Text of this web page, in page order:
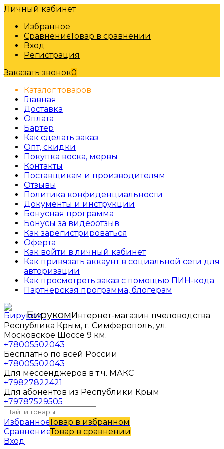
Личный кабинет
Избранное
СравнениеТовар в сравнении
Вход
Регистрация
Заказать звонок0
Каталог товаров
Главная
Доставка
Оплата
Бартер
Как сделать заказ
Опт, скидки
Покупка воска, мервы
Контакты
Поставщикам и производителям
Отзывы
Политика конфиденциальности
Документы и инструкции
Бонусная программа
Бонусы за видеоотзыв
Как зарегистрироваться
Оферта
Как войти в личный кабинет
Как привязать аккаунт в социальной сети для
авторизации
Как просмотреть заказ с помощью ПИН-кода
Партнерская программа, блогерам
БирукомИнтернет-магазин пчеловодства
Республика Крым, г. Симферополь, ул.
Московское Шоссе 9 км.
+78005502043
Бесплатно по всей России
+78005502043
Для мессенджеров в т.ч. МАКС
+79827822421
Для абонентов из Республики Крым
+79787529505
ИзбранноеТовар в избранном
СравнениеТовар в сравнении
Вход